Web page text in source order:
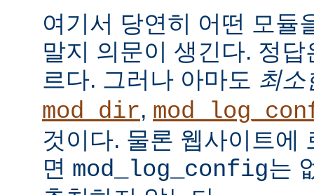
여기서 당연히 어떤 모듈
말지 의문이 생긴다. 정
르다. 그러나 아마도 최소
mod_dir,
것이다. 물론 웹사이트에
면 mod_log_config는